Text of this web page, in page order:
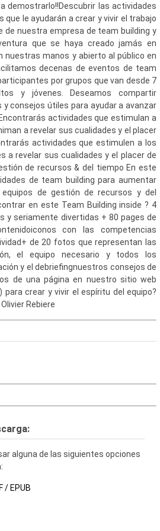
demostrarlo!!Descubrir las actividades
que le ayudarán a crear y vivir el trabajo
de nuestra empresa de team building y
que se haya creado jamás en
nuestras manos y abierto al público en
decenas de eventos de team
por grupos que van desde 7
y jóvenes. Deseamos compartir
consejos útiles para ayudar a avanzar
actividades que estimulan a
a revelar sus cualidades y el placer
actividades que estimulen a los
a revelar sus cualidades y el placer de
de recursos & del tiempo En este
de team building para aumentar
de gestión de recursos y del
en este Team Building inside ? 4
y seriamente divertidas + 80 pages de
con las competencias
de 20 fotos que representan las
el equipo necesario y todos los
y el debriefingnuestros consejos de
de una página en nuestro sitio web
crear y vivir el espíritu del equipo?
Rebiere
alguna de las siguientes opciones
/ EPUB